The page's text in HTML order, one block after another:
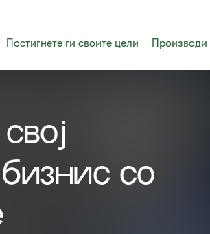
Постигнете ги своите цели Производи
со